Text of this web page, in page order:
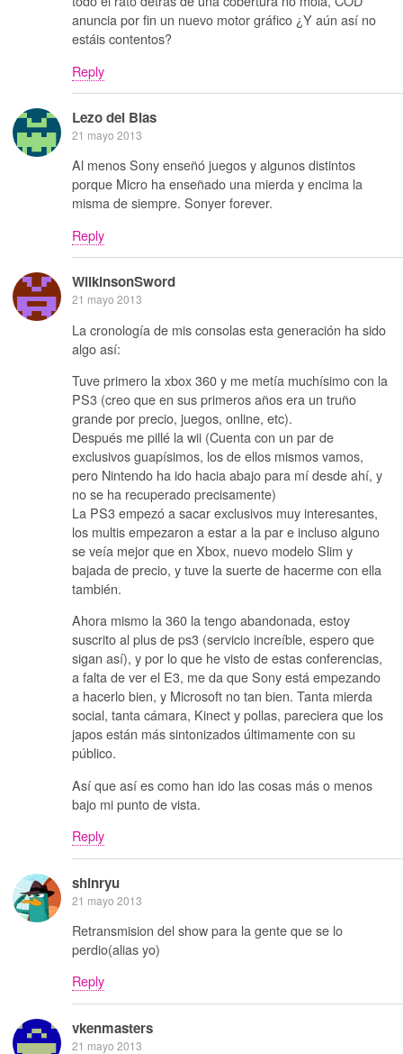
anuncia por fin un nuevo motor gráfico ¿Y aún así no
estáis contentos?
Reply
Lezo del Blas
21 mayo 2013
Al menos Sony enseñó juegos y algunos distintos
porque Micro ha enseñado una mierda y encima la
misma de siempre. Sonyer forever.
Reply
WilkinsonSword
21 mayo 2013
La cronología de mis consolas esta generación ha sido
algo así:
Tuve primero la xbox 360 y me metía muchísimo con la
PS3 (creo que en sus primeros años era un truño
grande por precio, juegos, online, etc).
Después me pillé la wii (Cuenta con un par de
exclusivos guapísimos, los de ellos mismos vamos,
pero Nintendo ha ido hacia abajo para mí desde ahí, y
no se ha recuperado precisamente)
La PS3 empezó a sacar exclusivos muy interesantes,
los multis empezaron a estar a la par e incluso alguno
se veía mejor que en Xbox, nuevo modelo Slim y
bajada de precio, y tuve la suerte de hacerme con ella
también.
Ahora mismo la 360 la tengo abandonada, estoy
suscrito al plus de ps3 (servicio increíble, espero que
sigan así), y por lo que he visto de estas conferencias,
a falta de ver el E3, me da que Sony está empezando
a hacerlo bien, y Microsoft no tan bien. Tanta mierda
social, tanta cámara, Kinect y pollas, pareciera que los
japos están más sintonizados últimamente con su
público.
Así que así es como han ido las cosas más o menos
bajo mi punto de vista.
Reply
shinryu
21 mayo 2013
Retransmision del show para la gente que se lo
perdio(alias yo)
Reply
vkenmasters
21 mayo 2013